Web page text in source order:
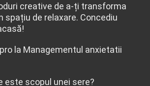
creative de a-ți transforma
spațiu de relaxare. Concediu
la Managementul anxietatii
este scopul unei sere?